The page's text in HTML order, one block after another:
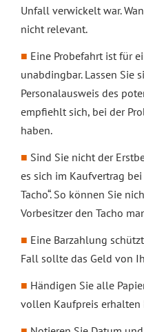
Unfall verwickelt war.
nicht relevant.
Eine Probefahrt ist für
unabdingbar. Lassen Sie
Personalausweis des
empfiehlt sich, bei der
haben.
Sind Sie nicht der
es sich im Kaufvertrag
Tacho“. So können Sie
Vorbesitzer den Tacho
Eine Barzahlung
Fall sollte das Geld von
Händigen Sie alle
vollen Kaufpreis erhalten